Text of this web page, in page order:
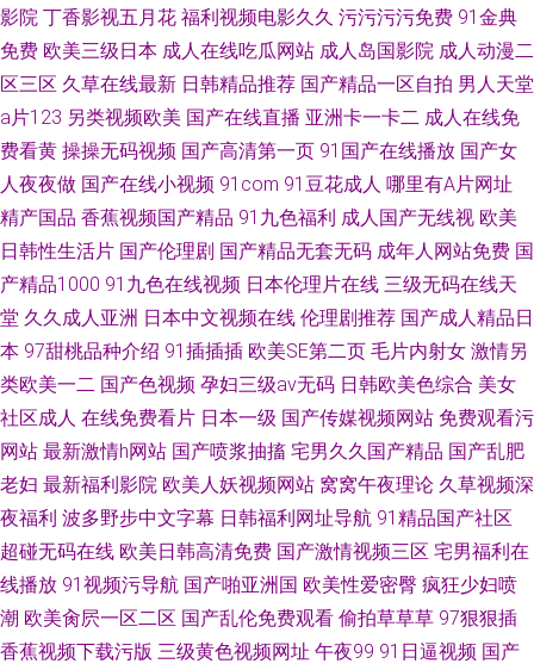
影院 丁香影视五月花 福利视频电影久久 污污污污免费 91金典
免费 欧美三级日本 成人在线吃瓜网站 成人岛国影院 成人动漫二
区三区 久草在线最新 日韩精品推荐 国产精品一区自拍 男人天堂
a片123 另类视频欧美 国产在线直播 亚洲卡一卡二 成人在线免
费看黄 操操无码视频 国产高清第一页 91国产在线播放 国产女
人夜夜做 国产在线小视频 91com 91豆花成人 哪里有A片网址
精产国品 香蕉视频国产精品 91九色福利 成人国产无线视 欧美
日韩性生活片 国产伦理剧 国产精品无套无码 成年人网站免费 国
产精品1000 91九色在线视频 日本伦理片在线 三级无码在线天
堂 久久成人亚洲 日本中文视频在线 伦理剧推荐 国产成人精品日
本 97甜桃品种介绍 91插插插 欧美SE第二页 毛片内射女 激情另
类欧美一二 国产色视频 孕妇三级av无码 日韩欧美色综合 美女
社区成人 在线免费看片 日本一级 国产传媒视频网站 免费观看污
网站 最新激情h网站 国产喷浆抽搐 宅男久久国产精品 国产乱肥
老妇 最新福利影院 欧美人妖视频网站 窝窝午夜理论 久草视频深
夜福利 波多野步中文字幕 日韩福利网址导航 91精品国产社区
超碰无码在线 欧美日韩高清免费 国产激情视频三区 宅男福利在
线播放 91视频污导航 国产啪亚洲国 欧美性爱密臀 疯狂少妇喷
潮 欧美肏屄一区二区 国产乱伦免费观看 偷拍草草草 97狠狠插
香蕉视频下载污版 三级黄色视频网址 午夜99 91日逼视频 国产